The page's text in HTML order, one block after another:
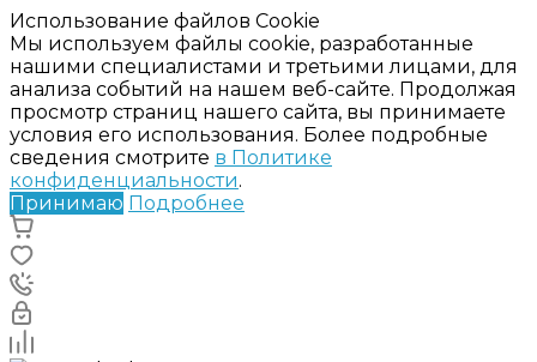
Использование файлов Cookie
Мы используем файлы cookie, разработанные
нашими специалистами и третьими лицами, для
анализа событий на нашем веб-сайте. Продолжая
просмотр страниц нашего сайта, вы принимаете
условия его использования. Более подробные
сведения смотрите в Политике
конфиденциальности.
Принимаю Подробнее